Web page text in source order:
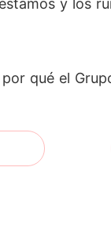
y los
qué el